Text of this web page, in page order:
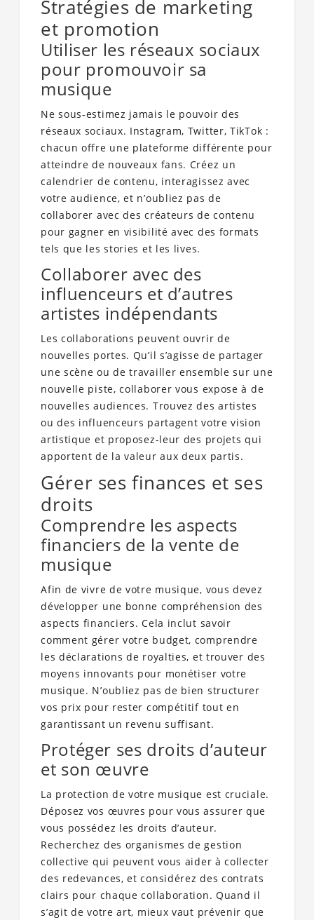
Stratégies de marketing
et promotion
Utiliser les réseaux sociaux
pour promouvoir sa
musique
Ne sous-estimez jamais le pouvoir des
réseaux sociaux. Instagram, Twitter, TikTok :
chacun offre une plateforme différente pour
atteindre de nouveaux fans. Créez un
calendrier de contenu, interagissez avec
votre audience, et n’oubliez pas de
collaborer avec des créateurs de contenu
pour gagner en visibilité avec des formats
tels que les stories et les lives.
Collaborer avec des
influenceurs et d’autres
artistes indépendants
Les collaborations peuvent ouvrir de
nouvelles portes. Qu’il s’agisse de partager
une scène ou de travailler ensemble sur une
nouvelle piste, collaborer vous expose à de
nouvelles audiences. Trouvez des artistes
ou des influenceurs partagent votre vision
artistique et proposez-leur des projets qui
apportent de la valeur aux deux partis.
Gérer ses finances et ses
droits
Comprendre les aspects
financiers de la vente de
musique
Afin de vivre de votre musique, vous devez
développer une bonne compréhension des
aspects financiers. Cela inclut savoir
comment gérer votre budget, comprendre
les déclarations de royalties, et trouver des
moyens innovants pour monétiser votre
musique. N’oubliez pas de bien structurer
vos prix pour rester compétitif tout en
garantissant un revenu suffisant.
Protéger ses droits d’auteur
et son œuvre
La protection de votre musique est cruciale.
Déposez vos œuvres pour vous assurer que
vous possédez les droits d’auteur.
Recherchez des organismes de gestion
collective qui peuvent vous aider à collecter
des redevances, et considérez des contrats
clairs pour chaque collaboration. Quand il
s’agit de votre art, mieux vaut prévenir que